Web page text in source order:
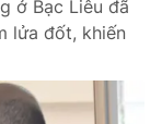
ở Bạc Liêu đã
lửa đốt, khiến